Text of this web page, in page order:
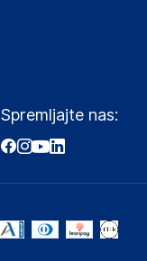
Spremljajte nas: